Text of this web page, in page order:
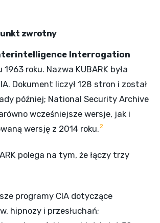
zwrotny
Interrogation
roku. Nazwa KUBARK była
Dokument liczył 128 stron i został
później; National Security Archive
wcześniejsze wersje, jak i
wersję z 2014 roku.2
polega na tym, że łączy trzy
programy CIA dotyczące
hipnozy i przesłuchań;